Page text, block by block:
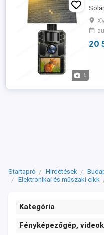
1
20
Startapró Hirdetések
Elektronikai és műszaki cikk
Kategória
Fényképezőgép,